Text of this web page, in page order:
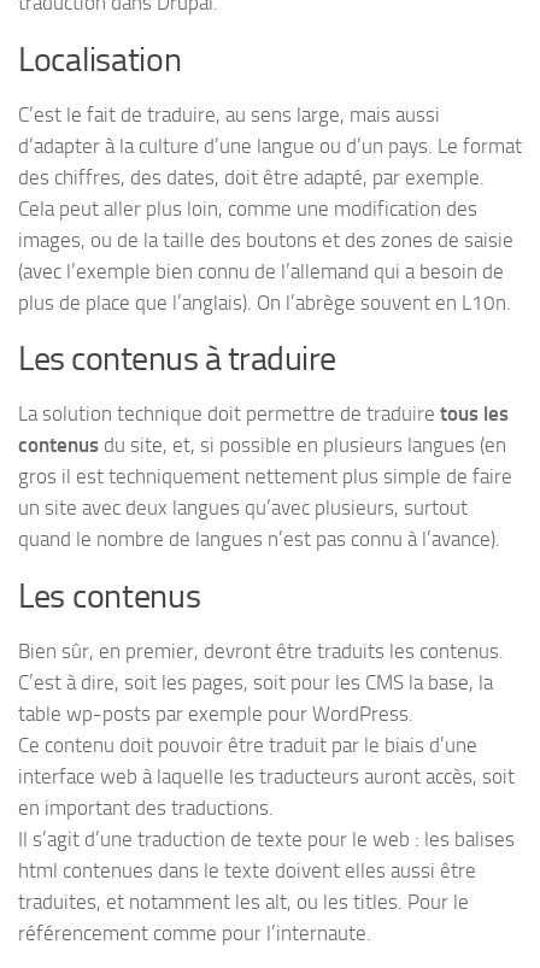
Localisation
C’est le fait de traduire, au sens large, mais aussi
d’adapter à la culture d’une langue ou d’un pays. Le format
des chiffres, des dates, doit être adapté, par exemple.
Cela peut aller plus loin, comme une modification des
images, ou de la taille des boutons et des zones de saisie
(avec l’exemple bien connu de l’allemand qui a besoin de
plus de place que l’anglais). On l’abrège souvent en L10n.
Les contenus à traduire
La solution technique doit permettre de traduire tous les
contenus du site, et, si possible en plusieurs langues (en
gros il est techniquement nettement plus simple de faire
un site avec deux langues qu’avec plusieurs, surtout
quand le nombre de langues n’est pas connu à l’avance).
Les contenus
Bien sûr, en premier, devront être traduits les contenus.
C’est à dire, soit les pages, soit pour les CMS la base, la
table wp-posts par exemple pour WordPress.
Ce contenu doit pouvoir être traduit par le biais d’une
interface web à laquelle les traducteurs auront accès, soit
en important des traductions.
Il s’agit d’une traduction de texte pour le web : les balises
html contenues dans le texte doivent elles aussi être
traduites, et notamment les alt, ou les titles. Pour le
référencement comme pour l’internaute.